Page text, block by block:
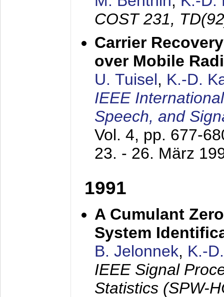
COST 231,
Carrier
over Mobile
U. Tuisel, K.-D.
IEEE
Speech, and
Vol. 4, pp. 677-
23. - 26. März
1991
A Cumulant
System
B. Jelonnek, K.-
IEEE Signal
Statistics (SPW-